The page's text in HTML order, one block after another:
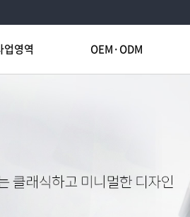
업영역 OEM·ODM